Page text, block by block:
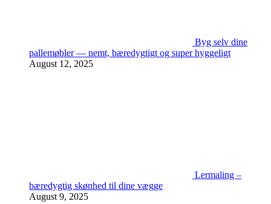
Byg selv dine
pallemøbler — nemt, bæredygtigt og super hyggeligt
August 12, 2025
Lermaling –
bæredygtig skønhed til dine vægge
August 9, 2025